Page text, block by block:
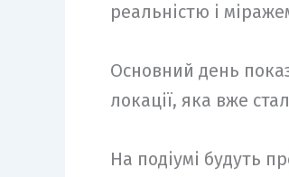
реальністю і
Основний день
локації, яка вже
На подіумі будуть